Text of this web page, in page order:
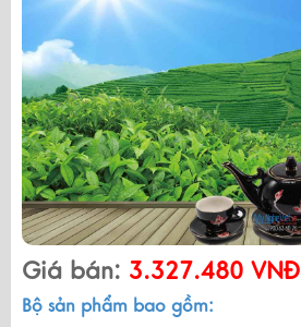
Giá bán: 3.327.480 VNĐ
Bộ sản phẩm bao gồm: